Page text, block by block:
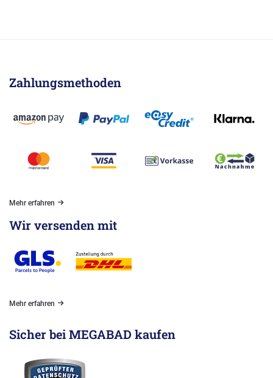
Zahlungsmethoden
Mehr erfahren
Wir versenden mit
Mehr erfahren
Sicher bei MEGABAD kaufen